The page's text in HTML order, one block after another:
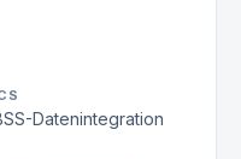
Datenintegration